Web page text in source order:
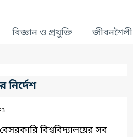
বিজ্ঞান ও প্রযুক্তি জীবনশৈলী
নির্দেশ
বিশ্ববিদ্যালয়ের সব